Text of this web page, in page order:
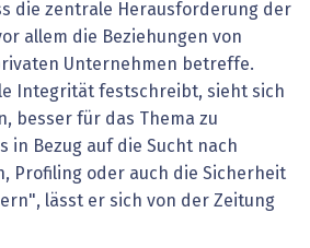
die zentrale Herausforderung der
allem die Beziehungen von
Unternehmen betreffe.
Integrität festschreibt, sieht sich
besser für das Thema zu
in Bezug auf die Sucht nach
Profiling oder auch die Sicherheit
lässt er sich von der Zeitung